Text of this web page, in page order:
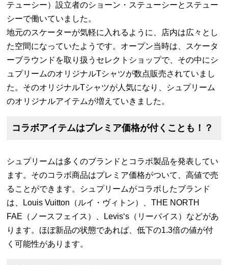
テューシー）設立者のショーン・ステューシーとステュー
シーで働いていました。
地元のスケーターが気軽に入れるように、店内は広々とし
た空間になっていたようです。オープン当時は、スケータ
ーブラウンドを取り扱うセレクトショップで、その中にシ
ュプリームのオリジナルTシャツが数点販売されていまし
た。そのオリジナルTシャツが人気になり、シュプリーム
のオリジナルアイテムが増えていきました。
コラボアイテムはプレミア価格が付くことも！？
シュプリームは多くのブランドとコラボ製品を発表してい
ます。そのコラボ商品はプレミア価格がついて、高値で売
ることができます。シュプリームがコラボしたブランド
は、Louis Vuitton（ルイ・ヴィトン）、THE NORTH
FAE（ノースフェイス）、Levis‘s（リーバイス）などがあ
ります。ほぼ新品の状態であれば、低下の1.3倍の値が付
く可能性があります。